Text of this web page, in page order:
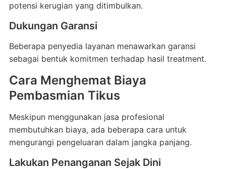
potensi kerugian yang ditimbulkan.
Dukungan Garansi
Beberapa penyedia layanan menawarkan garansi
sebagai bentuk komitmen terhadap hasil treatment.
Cara Menghemat Biaya
Pembasmian Tikus
Meskipun menggunakan jasa profesional
membutuhkan biaya, ada beberapa cara untuk
mengurangi pengeluaran dalam jangka panjang.
Lakukan Penanganan Sejak Dini